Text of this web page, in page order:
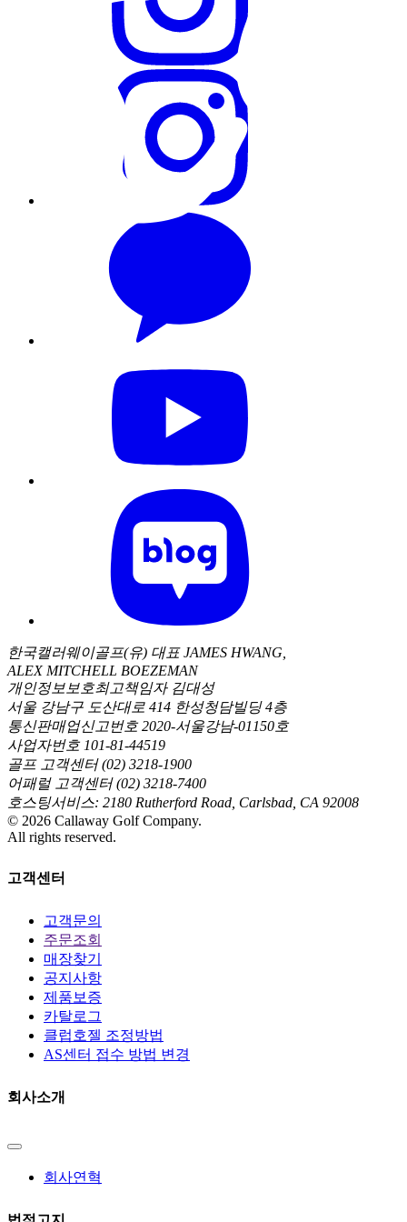
한국캘러웨이골프(유) 대표 JAMES HWANG,
ALEX MITCHELL BOEZEMAN
개인정보보호최고책임자 김대성
서울 강남구 도산대로 414 한성청담빌딩 4층
통신판매업신고번호 2020-서울강남-01150호
사업자번호 101-81-44519
골프 고객센터 (02) 3218-1900
어패럴 고객센터 (02) 3218-7400
호스팅서비스: 2180 Rutherford Road, Carlsbad, CA 92008
© 2026 Callaway Golf Company.
All rights reserved.
고객센터
고객문의
주문조회
매장찾기
공지사항
제품보증
카탈로그
클럽호젤 조정방법
AS센터 접수 방법 변경
회사소개
회사연혁